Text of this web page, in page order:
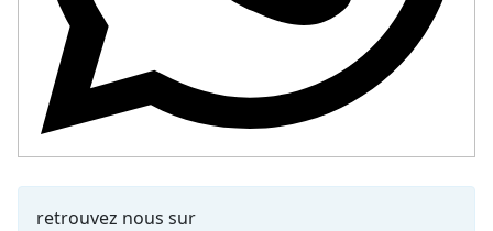
retrouvez nous sur